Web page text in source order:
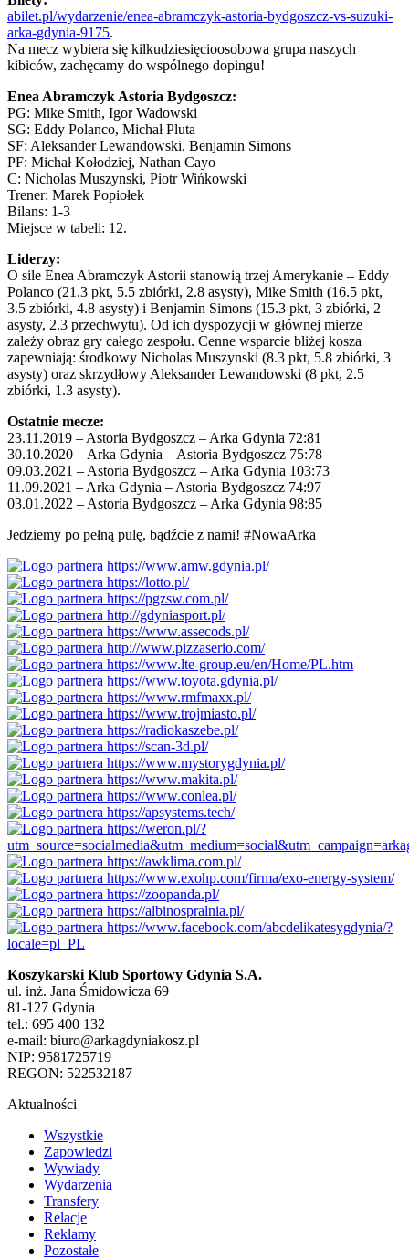
abilet.pl/wydarzenie/enea-abramczyk-astoria-bydgoszcz-vs-suzuki-
arka-gdynia-9175.
Na mecz wybiera się kilkudziesięcioosobowa grupa naszych
kibiców, zachęcamy do wspólnego dopingu!
Enea Abramczyk Astoria Bydgoszcz:
PG: Mike Smith, Igor Wadowski
SG: Eddy Polanco, Michał Pluta
SF: Aleksander Lewandowski, Benjamin Simons
PF: Michał Kołodziej, Nathan Cayo
C: Nicholas Muszynski, Piotr Wińkowski
Trener: Marek Popiołek
Bilans: 1-3
Miejsce w tabeli: 12.
Liderzy:
O sile Enea Abramczyk Astorii stanowią trzej Amerykanie – Eddy
Polanco (21.3 pkt, 5.5 zbiórki, 2.8 asysty), Mike Smith (16.5 pkt,
3.5 zbiórki, 4.8 asysty) i Benjamin Simons (15.3 pkt, 3 zbiórki, 2
asysty, 2.3 przechwytu). Od ich dyspozycji w głównej mierze
zależy obraz gry całego zespołu. Cenne wsparcie bliżej kosza
zapewniają: środkowy Nicholas Muszynski (8.3 pkt, 5.8 zbiórki, 3
asysty) oraz skrzydłowy Aleksander Lewandowski (8 pkt, 2.5
zbiórki, 1.3 asysty).
Ostatnie mecze:
23.11.2019 – Astoria Bydgoszcz – Arka Gdynia 72:81
30.10.2020 – Arka Gdynia – Astoria Bydgoszcz 75:78
09.03.2021 – Astoria Bydgoszcz – Arka Gdynia 103:73
11.09.2021 – Arka Gdynia – Astoria Bydgoszcz 74:97
03.01.2022 – Astoria Bydgoszcz – Arka Gdynia 98:85
Jedziemy po pełną pulę, bądźcie z nami! #NowaArka
Koszykarski Klub Sportowy Gdynia S.A.
ul. inż. Jana Śmidowicza 69
81-127 Gdynia
tel.: 695 400 132
e-mail: biuro@arkagdyniakosz.pl
NIP: 9581725719
REGON: 522532187
Aktualności
Wszystkie
Zapowiedzi
Wywiady
Wydarzenia
Transfery
Relacje
Reklamy
Pozostałe